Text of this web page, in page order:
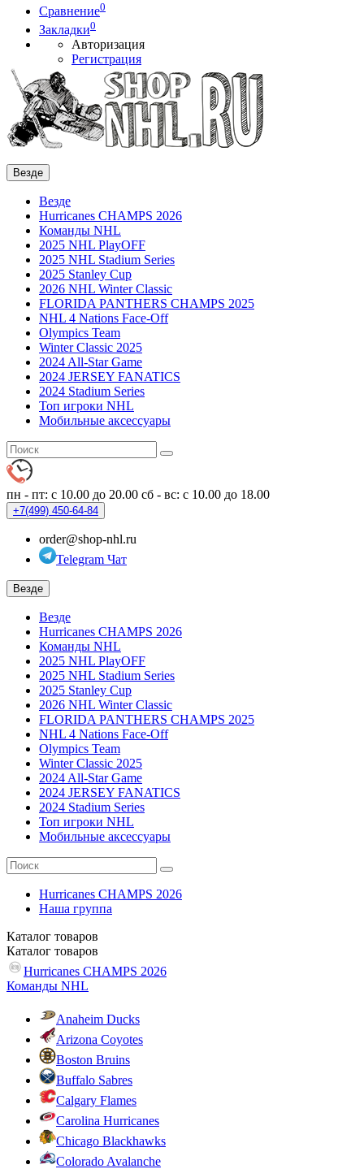
Сравнение0
Закладки0
Авторизация
Регистрация
Везде
Везде
Hurricanes CHAMPS 2026
Команды NHL
2025 NHL PlayOFF
2025 NHL Stadium Series
2025 Stanley Cup
2026 NHL Winter Classic
FLORIDA PANTHERS CHAMPS 2025
NHL 4 Nations Face-Off
Olympics Team
Winter Classic 2025
2024 All-Star Game
2024 JERSEY FANATICS
2024 Stadium Series
Топ игроки NHL
Мобильные аксессуары
пн - пт: с 10.00 до 20.00 сб - вс: с 10.00 до 18.00
+7(499) 450-64-84
order@shop-nhl.ru
Telegram Чат
Везде
Везде
Hurricanes CHAMPS 2026
Команды NHL
2025 NHL PlayOFF
2025 NHL Stadium Series
2025 Stanley Cup
2026 NHL Winter Classic
FLORIDA PANTHERS CHAMPS 2025
NHL 4 Nations Face-Off
Olympics Team
Winter Classic 2025
2024 All-Star Game
2024 JERSEY FANATICS
2024 Stadium Series
Топ игроки NHL
Мобильные аксессуары
Hurricanes CHAMPS 2026
Наша группа
Каталог товаров
Каталог товаров
Hurricanes CHAMPS 2026
Команды NHL
Anaheim Ducks
Arizona Coyotes
Boston Bruins
Buffalo Sabres
Calgary Flames
Carolina Hurricanes
Chicago Blackhawks
Colorado Avalanche